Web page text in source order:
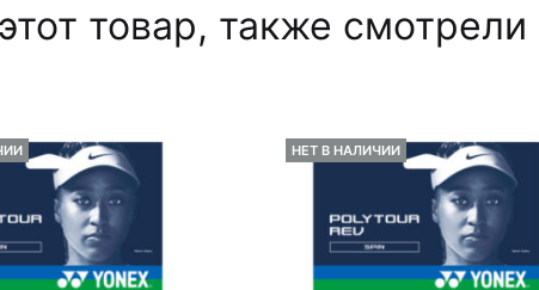
товар, также смотрели
НЕТ В НАЛИЧИИ